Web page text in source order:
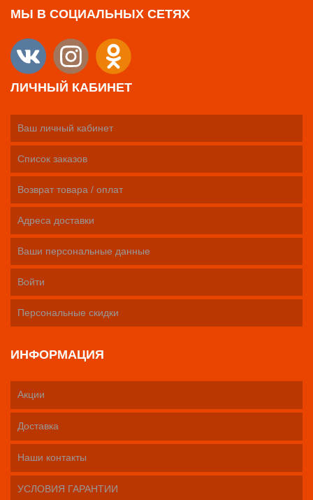
МЫ В СОЦИАЛЬНЫХ СЕТЯХ
ЛИЧНЫЙ КАБИНЕТ
Ваш личный кабинет
Список заказов
Возврат товара / оплат
Адреса доставки
Ваши персональные данные
Войти
Персональные скидки
ИНФОРМАЦИЯ
Акции
Доставка
Наши контакты
УСЛОВИЯ ГАРАНТИИ